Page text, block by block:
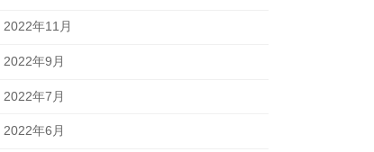
2022年11月
2022年9月
2022年7月
2022年6月